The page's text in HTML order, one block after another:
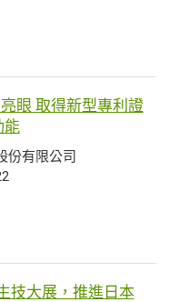
眼 取得新型專利證
能
份有限公司
技大展，推進日本